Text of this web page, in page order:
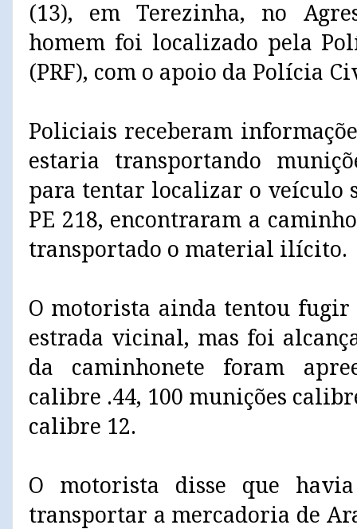
(13), em Terezinha, no
homem foi localizado pela
(PRF), com o apoio da Polícia
Policiais receberam
estaria transportando
para tentar localizar o veículo
PE 218, encontraram a
transportado o material ilícito.
O motorista ainda tentou fugir
estrada vicinal, mas foi
da caminhonete foram
calibre .44, 100 munições
calibre 12.
O motorista disse que
transportar a mercadoria de